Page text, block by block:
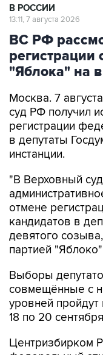
ВС РФ
регистрации
"Яблока" на
Москва. 7
регистрации
в депутаты
инстанции.
"В Верховный суд
отмене
кандидатов в
девятого
партией
Выборы
уровней пройдут
18 по 20
Центризбирком
"Яблоко" для